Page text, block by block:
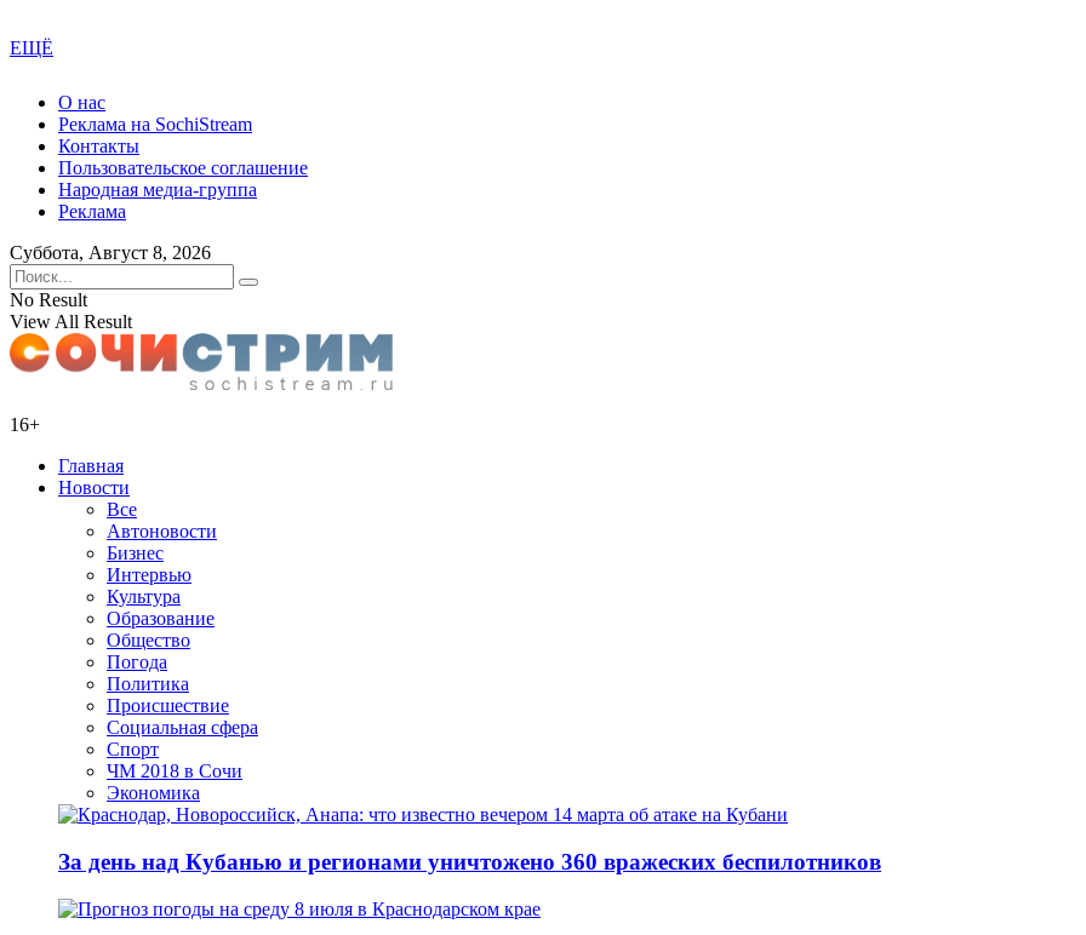
ЕЩЁ
О нас
Реклама на SochiStream
Контакты
Пользовательское соглашение
Народная медиа-группа
Реклама
Суббота, Август 8, 2026
No Result
View All Result
16+
Главная
Новости
Все
Автоновости
Бизнес
Интервью
Культура
Образование
Общество
Погода
Политика
Происшествие
Социальная сфера
Спорт
ЧМ 2018 в Сочи
Экономика
За день над Кубанью и регионами уничтожено 360 вражеских беспилотников